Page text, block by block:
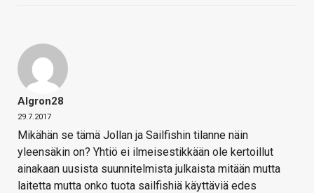
Algron28
29.7.2017
Mikähän se tämä Jollan ja Sailfishin tilanne näin
yleensäkin on? Yhtiö ei ilmeisestikkään ole kertoillut
ainakaan uusista suunnitelmista julkaista mitään mutta
laitetta mutta onko tuota sailfishiä käyttäviä edes